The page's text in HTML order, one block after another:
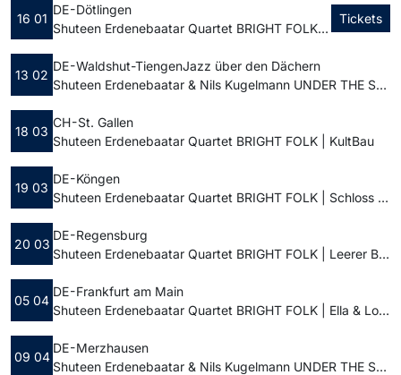
16 01
DE - Dötlingen
Shuteen Erdenebaatar Quartet BRIGHT FOLK | Kultur hinterm Feld
Tickets
13 02
DE - Waldshut-TiengenJazz über den Dächern
Shuteen Erdenebaatar & Nils Kugelmann UNDER THE SAME STARS | Schloss Tiengen
18 03
CH - St. Gallen
Shuteen Erdenebaatar Quartet BRIGHT FOLK | KultBau
19 03
DE - Köngen
Shuteen Erdenebaatar Quartet BRIGHT FOLK | Schloss Köngen
20 03
DE - Regensburg
Shuteen Erdenebaatar Quartet BRIGHT FOLK | Leerer Beutel
05 04
DE - Frankfurt am Main
Shuteen Erdenebaatar Quartet BRIGHT FOLK | Ella & Louis Jazz Club im Holzhausenschlösschen
09 04
DE - Merzhausen
Shuteen Erdenebaatar & Nils Kugelmann UNDER THE SAME STARS | FORUM Merzhausen